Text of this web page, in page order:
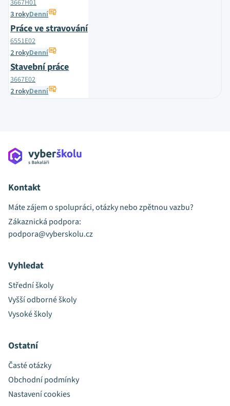
3667H01
3 rokyDenní
Práce ve stravování
6551E02
2 rokyDenní
Stavební práce
3667E02
2 rokyDenní
Kontakt
Máte zájem o spolupráci, otázky nebo zpětnou vazbu?
Zákaznická podpora:
podpora@vyberskolu.cz
Vyhledat
Střední školy
Vyšší odborné školy
Vysoké školy
Ostatní
Časté otázky
Obchodní podmínky
Nastavení cookies